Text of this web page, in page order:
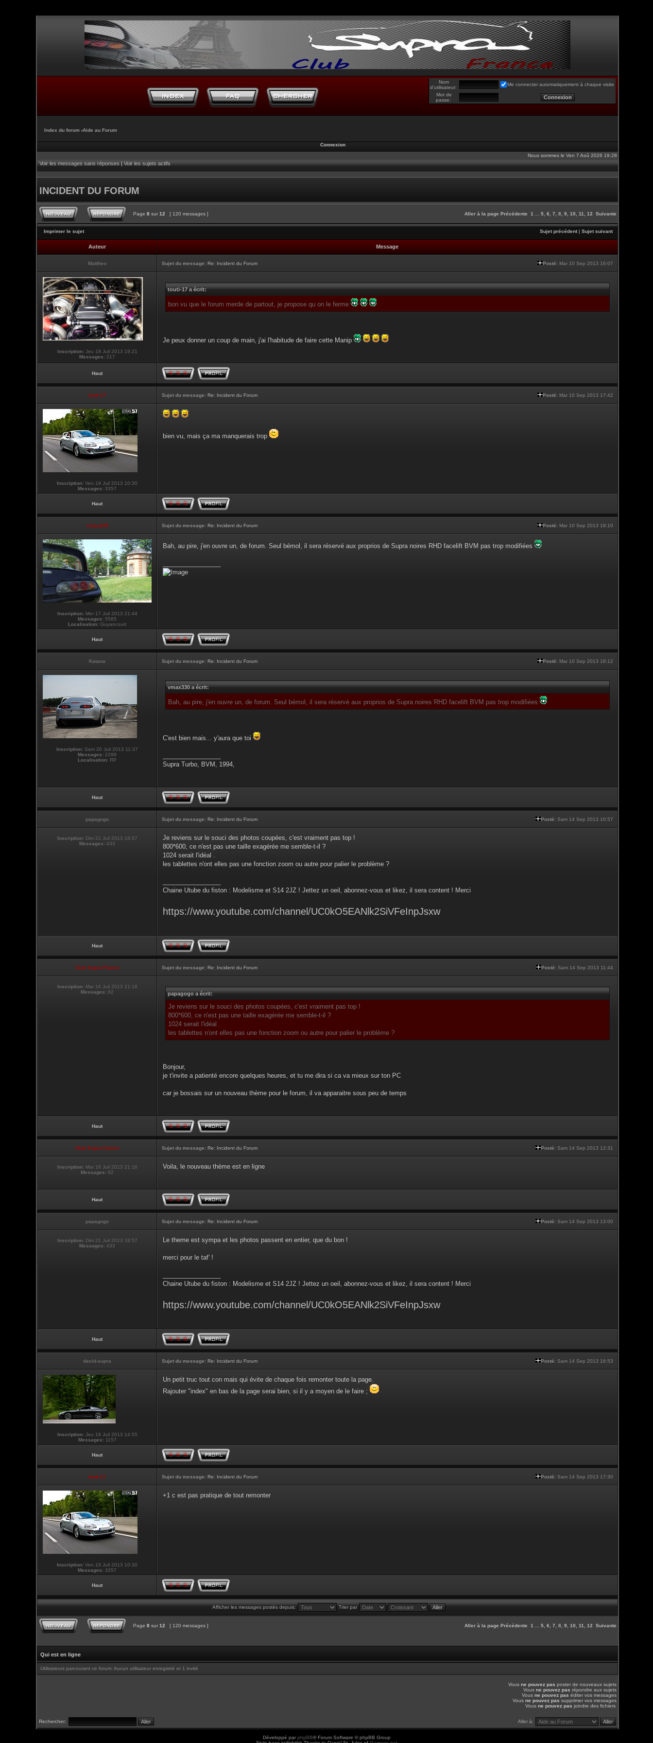
Nom
d’utilisateur:
Me connecter automatiquement à chaque visite
Mot de
passe:
Index du forum ‹Aide au Forum
Connexion
Nous sommes le Ven 7 Aoû 2026 19:28
Voir les messages sans réponses|Voir les sujets actifs
INCIDENT DU FORUM
Page 8 sur 12 [ 120 messages ] Aller à la page Précédente 1 5 6 7 8 9 10 11 12 Suivante
Imprimer le sujet Sujet précédent| Sujet suivant
Auteur Message
Mattheo Sujet du message: Re: Incident du Forum Posté: Mar 10 Sep 2013 16:07
Inscription:Jeu 18 Juil 2013 19:21
Messages: 217
touti-17 a écrit:
bon vu que le forum merde de partout, je propose qu on le ferme
Je peux donner un coup de main, j'ai l'habitude de faire cette Manip
Haut
touti-17 Sujet du message: Re: Incident du Forum Posté: Mar 10 Sep 2013 17:42
Inscription: Ven 19 Juil 2013 10:30
Messages: 3357
bien vu, mais ça ma manquerais trop
Haut
vmax330 Sujet du message: Re: Incident du Forum Posté: Mar 10 Sep 2013 18:10
Inscription:Mer 17 Juil 2013 21:44
Messages: 5565
Localisation: Guyancourt
Bah, au pire, j'en ouvre un, de forum. Seul bémol, il sera réservé aux proprios de Supra noires RHD facelift BVM pas trop modifiées
Haut
Katana Sujet du message: Re: Incident du Forum Posté: Mar 10 Sep 2013 18:12
Inscription: Sam 20 Juil 2013 11:37
Messages: 2299
Localisation: RP
vmax330 a écrit:
Bah, au pire, j'en ouvre un, de forum. Seul bémol, il sera réservé aux proprios de Supra noires RHD facelift BVM pas trop modifiées
C'est bien mais... y'aura que toi
Supra Turbo, BVM, 1994,
Haut
papagogo Sujet du message: Re: Incident du Forum Posté: Sam 14 Sep 2013 10:57
Inscription: Dim 21 Juil 2013 18:57
Messages: 433
Je reviens sur le souci des photos coupées, c'est vraiment pas top !
800*600, ce n'est pas une taille exagérée me semble-t-il ?
1024 serait l'idéal .
les tablettes n'ont elles pas une fonction zoom ou autre pour palier le problème ?
Chaine Utube du fiston : Modelisme et S14 2JZ ! Jettez un oeil, abonnez-vous et likez, il sera content ! Merci
https://www.youtube.com/channel/UC0kO5EANlk2SiVFeInpJsxw
Haut
Club Supra France Sujet du message: Re: Incident du Forum Posté: Sam 14 Sep 2013 11:44
Inscription: Mar 16 Juil 2013 21:16
Messages: 82 papagogo a écrit:
Je reviens sur le souci des photos coupées, c'est vraiment pas top !
800*600, ce n'est pas une taille exagérée me semble-t-il ?
1024 serait l'idéal .
les tablettes n'ont elles pas une fonction zoom ou autre pour palier le problème ?
Bonjour,
je t'invite a patienté encore quelques heures, et tu me dira si ca va mieux sur ton PC
car je bossais sur un nouveau thème pour le forum, il va apparaitre sous peu de temps
Haut
Club Supra France Sujet du message: Re: Incident du Forum Posté: Sam 14 Sep 2013 12:31
Inscription: Mar 16 Juil 2013 21:16
Messages: 82
Voila, le nouveau thème est en ligne
Haut
papagogo Sujet du message: Re: Incident du Forum Posté: Sam 14 Sep 2013 13:00
Inscription: Dim 21 Juil 2013 18:57
Messages: 433
Le theme est sympa et les photos passent en entier, que du bon !
merci pour le taf' !
Chaine Utube du fiston : Modelisme et S14 2JZ ! Jettez un oeil, abonnez-vous et likez, il sera content ! Merci
https://www.youtube.com/channel/UC0kO5EANlk2SiVFeInpJsxw
Haut
david-supra Sujet du message: Re: Incident du Forum Posté: Sam 14 Sep 2013 16:53
Inscription:Jeu 18 Juil 2013 14:55
Messages:1157
Un petit truc tout con mais qui évite de chaque fois remonter toute la page.
Rajouter "index" en bas de la page serai bien, si il y a moyen de le faire ;
Haut
touti-17 Sujet du message: Re: Incident du Forum Posté: Sam 14 Sep 2013 17:30
Inscription: Ven 19 Juil 2013 10:30
Messages: 3357
+1 c est pas pratique de tout remonter
Haut
Afficher les messages postés depuis: Trier par
Page 8 sur 12 [ 120 messages ] Aller à la page Précédente 1 5 6 7 8 9 10 11 12 Suivante
Qui est en ligne
Utilisateurs parcourant ce forum: Aucun utilisateur enregistré et 1 invité
Vous ne pouvez pas poster de nouveaux sujets
Vous ne pouvez pas répondre aux sujets
Vous ne pouvez pas éditer vos messages
Vous ne pouvez pas supprimer vos messages
Vous ne pouvez pas joindre des fichiers
Rechercher: Aller à:
Développé par phpBB® Forum Software © phpBB Group